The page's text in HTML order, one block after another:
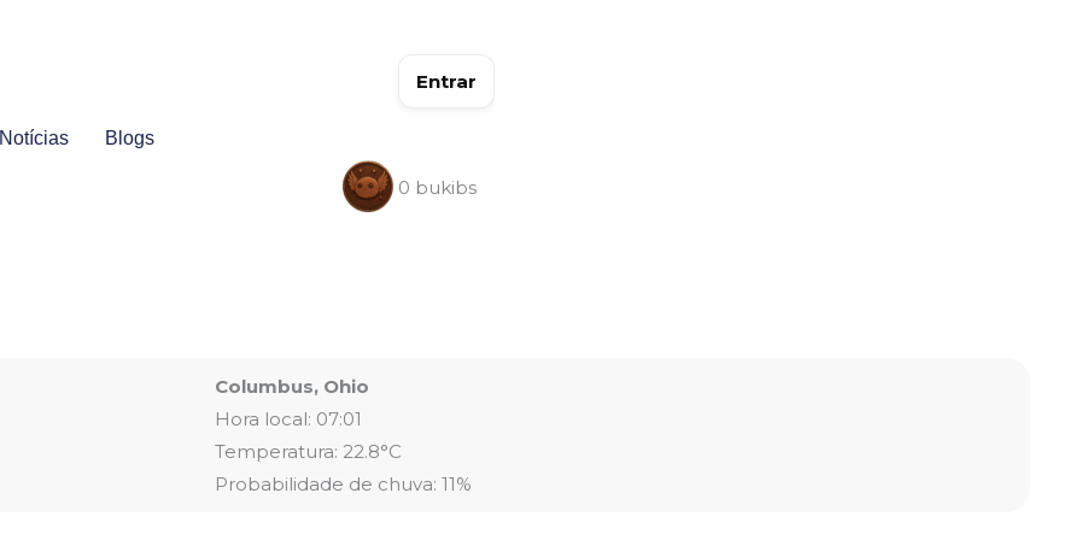
Notícias Blogs
Entrar
0 bukibs
Columbus, Ohio
Hora local: 07:01
Temperatura: 22.8°C
Probabilidade de chuva: 11%